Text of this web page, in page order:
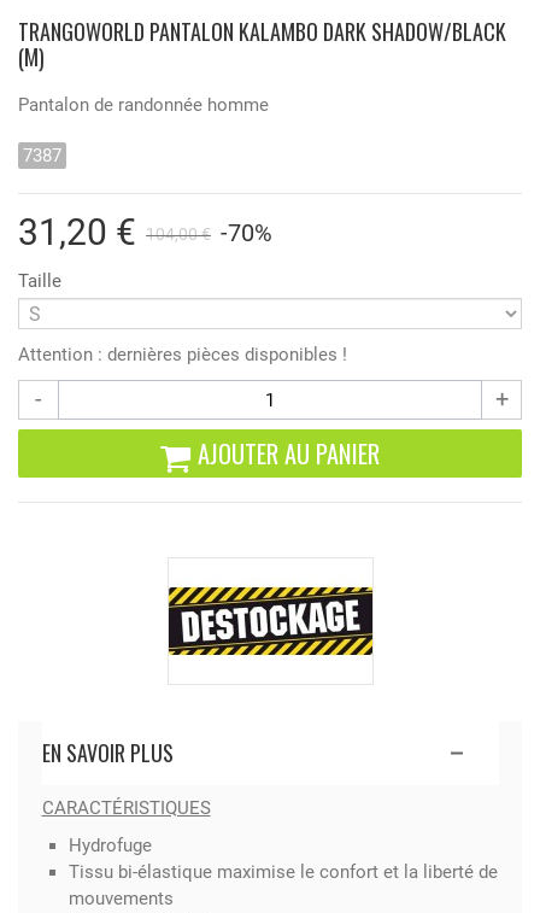
TRANGOWORLD PANTALON KALAMBO DARK SHADOW/BLACK
(M)
Pantalon de randonnée homme
7387
31,20 € 104,00 € -70%
Taille
Attention : dernières pièces disponibles !
- +
AJOUTER AU PANIER
EN SAVOIR PLUS
CARACTÉRISTIQUES
Hydrofuge
Tissu bi-élastique maximise le confort et la liberté de
mouvements